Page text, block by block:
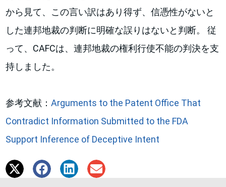
から見て、この言い訳はあり得ず、信憑性がないと
した連邦地裁の判断に明確な誤りはないと判断。 従
って、CAFCは、連邦地裁の権利行使不能の判決を支
持しました。
参考文献：Arguments to the Patent Office That
Contradict Information Submitted to the FDA
Support Inference of Deceptive Intent